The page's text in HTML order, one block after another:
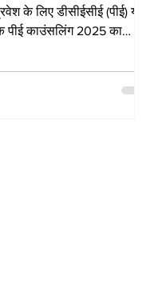
के लिए डीसीईसीई (पीई) या
पीई काउंसलिंग 2025 का